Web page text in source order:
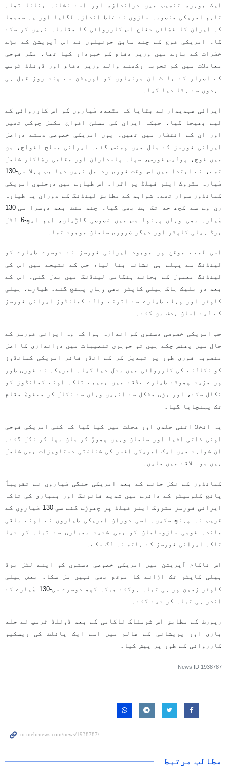
ایک جوہری تنصیب میں دراندازی اور اسے نشانہ بنانا تھا۔
تاہم امریکی منصوبہ سازوں نے غلط اندازہ لگایا اور یہ سمجھا
کہ ایران کا فضائی دفاع اس کارروائی کا مقابلہ نہیں کر سکے
گا۔ امریکی فوج کے چند سابق جرنیلوں نے اس آپریشن کے بڑے
خطرات کے بارے میں وزیر دفاع کو خبردار کیا تھا، مگر فوجی
معاملات میں کم تجربہ رکھنے والے وزیر دفاع اور ڈونلڈ ٹرمپ
کے اصرار کے باعث ان جرنیلوں کو آپریشن سے چند روز قبل ہی
عہدوں سے ہٹا دیا گیا۔
ایرانی عہدیدار نے بتایا کہ متعدد طیاروں کو اس کارروائی کے
لیے بھیجا گیا، جبکہ ایران کی مسلح افواج مکمل چوکس تھیں
اور ان کے انتظار میں تھیں۔ یوں امریکی خصوصی دستے دراصل
ایرانی فورسز کے جال میں پھنس گئے۔ ایرانی مسلح افواج، جن
میں فوج، پولیس فورس، سپاہ پاسداران اور مقامی رضاکار شامل
تھے، نے ابتدا میں اس وقت فوری ردعمل نہیں دیا جب پہلا سی-130
طیارہ متروک ایئر فیلڈ پر اترا۔ اس طیارے میں درجنوں امریکی
کمانڈوز سوار تھے۔ شواہد کے مطابق لینڈنگ کے دوران یہ طیارہ
رن وے سے کچھ حد تک ہٹ بھی گیا۔ چند منٹ بعد دوسرا سی-130
طیارہ بھی وہاں پہنچا جس میں خصوصی گاڑیاں، ایم ایچ-6 لٹل
برڈ ہیلی کاپٹر اور دیگر ضروری سامان موجود تھا۔
اسی لمحے موقع پر موجود ایرانی فورسز نے دوسرے طیارے کو
لینڈنگ سے پہلے ہی نشانہ بنا لیا، جس کے نتیجے میں اس کی
لینڈنگ معمول کے بجائے ہنگامی لینڈنگ میں بدل گئی۔ اس کے
بعد دو بلیک ہاک ہیلی کاپٹر بھی وہاں پہنچ گئے۔ طیارے، ہیلی
کاپٹر اور پہلے طیارے سے اترنے والے کمانڈوز ایرانی فورسز
کے لیے آسان ہدف بن گئے۔
جب امریکی خصوصی دستوں کو اندازہ ہوا کہ وہ ایرانی فورسز کے
جال میں پھنس چکے ہیں تو جوہری تنصیبات میں دراندازی کا اصل
منصوبہ فوری طور پر تبدیل کر کے انڈر فائر امریکی کمانڈوز
کو نکالنے کی کارروائی میں بدل دیا گیا۔ امریکہ نے فوری طور
پر مزید چھوٹے طیارے علاقے میں بھیجے تاکہ اپنے کمانڈوز کو
نکال سکے، اور بڑی مشکل سے انہیں وہاں سے نکال کر محفوظ مقام
تک پہنچایا گیا۔
یہ انخلا اتنی جلدی اور عجلت میں کیا گیا کہ کئی امریکی فوجی
اپنی ذاتی اشیا اور سامان وہیں چھوڑ کر جان بچا کر نکل گئے۔
ان شواہد میں ایک امریکی افسر کی شناختی دستاویزات بھی شامل
ہیں جو علاقے میں ملیں۔
کمانڈوز کے نکل جانے کے بعد امریکی جنگی طیاروں نے تقریباً
پانچ کلومیٹر کے دائرے میں شدید فائرنگ اور بمباری کی تاکہ
ایرانی فورسز متروک ایئر فیلڈ پر چھوڑے گئے سی-130 طیاروں کے
قریب نہ پہنچ سکیں۔ اسی دوران امریکی طیاروں نے اپنے باقی
ماندہ فوجی سازوسامان کو بھی شدید بمباری سے تباہ کر دیا
تاکہ ایرانی فورسز کے ہاتھ نہ لگ سکے۔
اس ناکام آپریشن میں امریکی خصوصی دستوں کو اپنے لٹل برڈ
ہیلی کاپٹر تک اڑانے کا موقع بھی نہیں مل سکا۔ بعض ہیلی
کاپٹر زمین پر ہی تباہ ہوگئے جبکہ کچھ دوسرے سی-130 طیارے کے
اندر ہی تباہ کر دیے گئے۔
رپورٹ کے مطابق اس شرمناک ناکامی کے بعد ڈونلڈ ٹرمپ نے جلد
بازی اور پریشانی کے عالم میں اسے ایک پائلٹ کی ریسکیو
کارروائی کے طور پر پیش کیا۔
News ID 1938787
مطالب مرتبط